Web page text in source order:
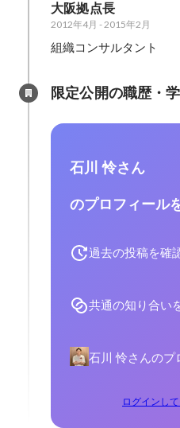
大阪拠点長
2012年4月 -2015年2月
組織コンサルタント
限定公開の職歴・
石川 怜さん
のプロフィール
過去の投稿を確
共通の知り合い
石川 怜さんのプ
ログインし